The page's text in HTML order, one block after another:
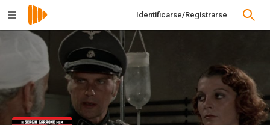
Identificarse/Registrarse